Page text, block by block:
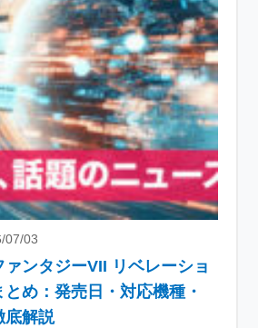
07/03
ァンタジーVII リベレーショ
め：発売日・対応機種・
底解説